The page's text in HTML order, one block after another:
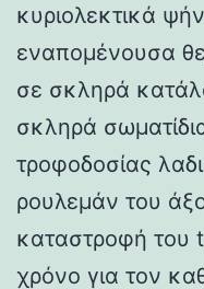
κυριολεκτικά
εναπομένουσα
σε σκληρά
σκληρά
τροφοδοσίας
ρουλεμάν του
καταστροφή του
χρόνο για τον